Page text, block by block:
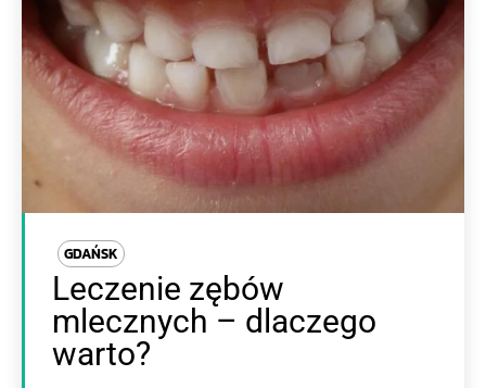
GDAŃSK
Leczenie zębów
mlecznych – dlaczego
warto?